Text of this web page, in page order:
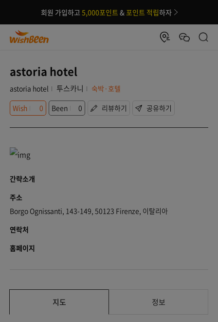
회원 가입하고 5,000포인트 &포인트 적립하자
astoria hotel
astoria hotel 투스카니
숙박·호텔
Wish
0 Been 0 리뷰하기 공유하기
간략소개
주소
Borgo Ognissanti, 143-149, 50123 Firenze, 이탈리아
연락처
홈페이지
지도 정보